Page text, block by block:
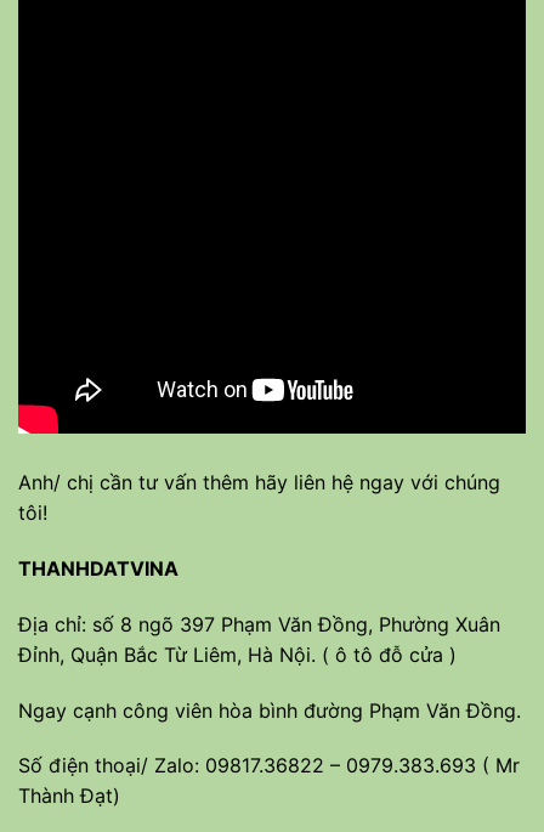
Anh/ chị cần tư vấn thêm hãy liên hệ ngay với chúng
tôi!
THANHDATVINA
Địa chỉ: số 8 ngõ 397 Phạm Văn Đồng, Phường Xuân
Đỉnh, Quận Bắc Từ Liêm, Hà Nội. ( ô tô đỗ cửa )
Ngay cạnh công viên hòa bình đường Phạm Văn Đồng.
Số điện thoại/ Zalo: 09817.36822 – 0979.383.693 ( Mr
Thành Đạt)